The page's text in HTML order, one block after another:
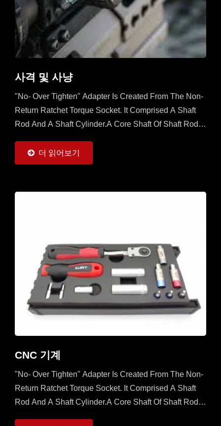
사격 및 사냥
"No- Over Tighten" Adapter Is Created From The Non-
Return Ratchet Torque Socket. It Comprised A Shaft
Rod And A Shaft Cylinder.A Core Shaft Of Shaft Rod Is
더 읽어보기
CNC 기계
"No- Over Tighten" Adapter Is Created From The Non-
Return Ratchet Torque Socket. It Comprised A Shaft
Rod And A Shaft Cylinder.A Core Shaft Of Shaft Rod Is